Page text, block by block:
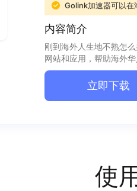
Golink加速器可以在
内容简介
刚到海外人生地不熟怎
网站和应用，帮助海外
立即下载
使